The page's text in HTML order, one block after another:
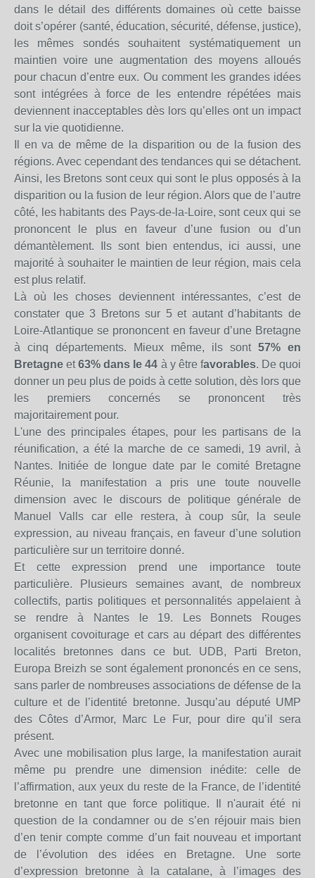
dans le détail des différents domaines où cette baisse
doit s’opérer (santé, éducation, sécurité, défense, justice),
les mêmes sondés souhaitent systématiquement un
maintien voire une augmentation des moyens alloués
pour chacun d’entre eux. Ou comment les grandes idées
sont intégrées à force de les entendre répétées mais
deviennent inacceptables dès lors qu’elles ont un impact
sur la vie quotidienne.
Il en va de même de la disparition ou de la fusion des
régions. Avec cependant des tendances qui se détachent.
Ainsi, les Bretons sont ceux qui sont le plus opposés à la
disparition ou la fusion de leur région. Alors que de l’autre
côté, les habitants des Pays-de-la-Loire, sont ceux qui se
prononcent le plus en faveur d’une fusion ou d’un
démantèlement. Ils sont bien entendus, ici aussi, une
majorité à souhaiter le maintien de leur région, mais cela
est plus relatif.
Là où les choses deviennent intéressantes, c’est de
constater que 3 Bretons sur 5 et autant d’habitants de
Loire-Atlantique se prononcent en faveur d’une Bretagne
à cinq départements. Mieux même, ils sont 57% en
Bretagne et63% dans le 44 à y être favorables. De quoi
donner un peu plus de poids à cette solution, dès lors que
les premiers concernés se prononcent très
majoritairement pour.
L'une des principales étapes, pour les partisans de la
réunification, a été la marche de ce samedi, 19 avril, à
Nantes. Initiée de longue date par le comité Bretagne
Réunie, la manifestation a pris une toute nouvelle
dimension avec le discours de politique générale de
Manuel Valls car elle restera, à coup sûr, la seule
expression, au niveau français, en faveur d’une solution
particulière sur un territoire donné.
Et cette expression prend une importance toute
particulière. Plusieurs semaines avant, de nombreux
collectifs, partis politiques et personnalités appelaient à
se rendre à Nantes le 19. Les Bonnets Rouges
organisent covoiturage et cars au départ des différentes
localités bretonnes dans ce but. UDB, Parti Breton,
Europa Breizh se sont également prononcés en ce sens,
sans parler de nombreuses associations de défense de la
culture et de l’identité bretonne. Jusqu’au député UMP
des Côtes d’Armor, Marc Le Fur, pour dire qu’il sera
présent.
Avec une mobilisation plus large, la manifestation aurait
même pu prendre une dimension inédite: celle de
l’affirmation, aux yeux du reste de la France, de l’identité
bretonne en tant que force politique. Il n'aurait été ni
question de la condamner ou de s’en réjouir mais bien
d’en tenir compte comme d’un fait nouveau et important
de l’évolution des idées en Bretagne. Une sorte
d’expression bretonne à la catalane, à l’images des